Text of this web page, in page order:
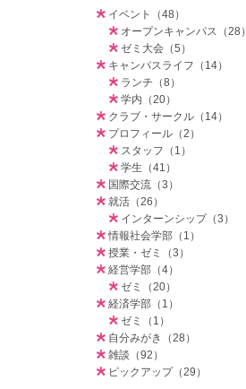
イベント（48）
オープンキャンパス（28）
ゼミ大会（5）
キャンパスライフ（14）
ランチ（8）
学内（20）
クラブ・サークル（14）
プロフィール（2）
スタッフ（1）
学生（41）
国際交流（3）
就活（26）
インターンシップ（3）
情報社会学部（1）
授業・ゼミ（3）
経営学部（4）
ゼミ（20）
経済学部（1）
ゼミ（1）
自分みがき（28）
雑談（92）
ピックアップ（29）